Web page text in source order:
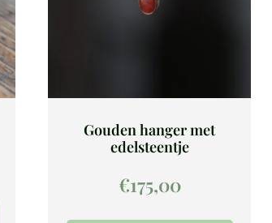
Gouden hanger met
edelsteentje
€175,00